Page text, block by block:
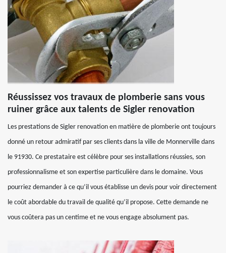
Réussissez vos travaux de plomberie sans vous
ruiner grâce aux talents de Sigler renovation
Les prestations de Sigler renovation en matière de plomberie ont toujours
donné un retour admiratif par ses clients dans la ville de Monnerville dans
le 91930. Ce prestataire est célèbre pour ses installations réussies, son
professionnalisme et son expertise particulière dans le domaine. Vous
pourriez demander à ce qu’il vous établisse un devis pour voir directement
le coût abordable du travail de qualité qu’il propose. Cette demande ne
vous coûtera pas un centime et ne vous engage absolument pas.